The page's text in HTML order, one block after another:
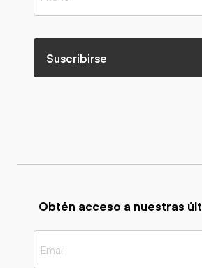
Suscribirse
Obtén acceso a nuestras